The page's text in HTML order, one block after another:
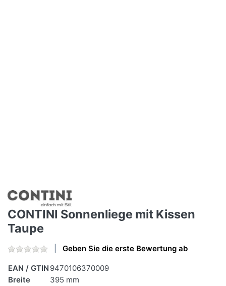
CONTINI Sonnenliege mit Kissen
Taupe
Geben Sie die erste Bewertung ab
EAN / GTIN 9470106370009
Breite
395 mm